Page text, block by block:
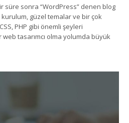
süre sonra “WordPress” denen blog
kurulum, güzel temalar ve bir çok
PHP gibi önemli şeyleri
tasarımcı olma yolumda büyük